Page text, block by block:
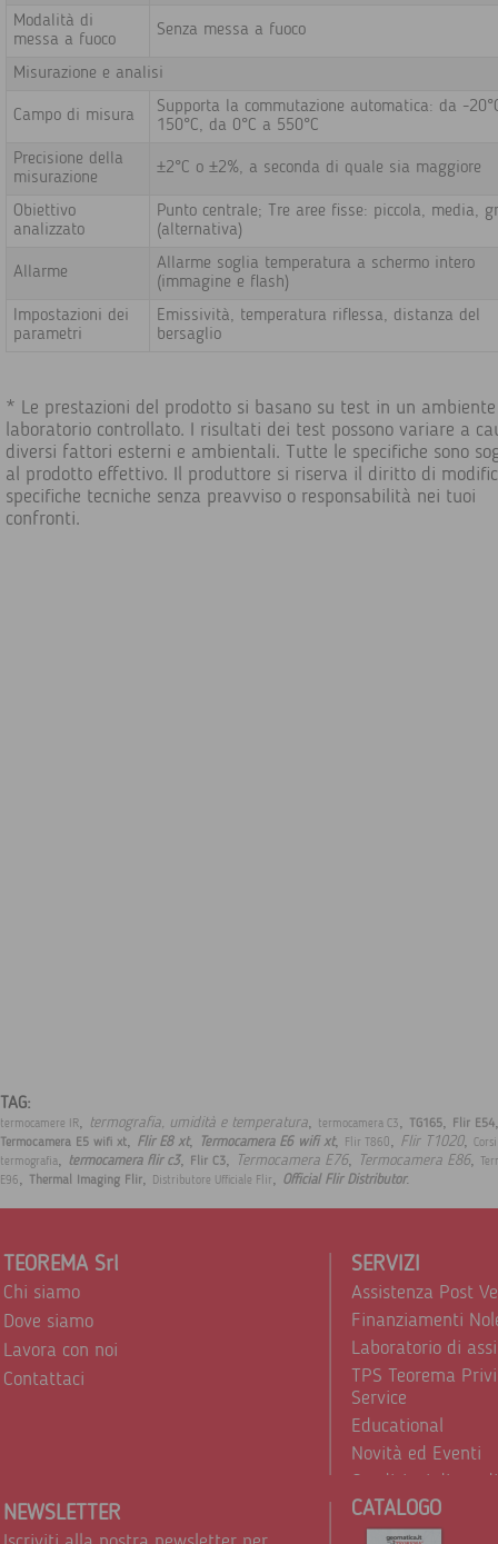
Modalità di
messa a fuoco
Senza messa a fuoco
Misurazione e analisi
Campo di misura
Supporta la commutazione automatica: da -
150°C, da 0°C a 550°C
Precisione della
misurazione
±2°C o ±2%, a seconda di quale sia maggiore
Obiettivo
analizzato
Punto centrale; Tre aree fisse: piccola, media,
(alternativa)
Allarme
Allarme soglia temperatura a schermo intero
(immagine e flash)
Impostazioni dei
parametri
Emissività, temperatura riflessa, distanza del
bersaglio
* Le prestazioni del prodotto si basano su test in un
laboratorio controllato. I risultati dei test possono variare a
diversi fattori esterni e ambientali. Tutte le specifiche sono
al prodotto effettivo. Il produttore si riserva il diritto di
specifiche tecniche senza preavviso o responsabilità nei tuoi
confronti.
TAG:
termocamere IR, termografia, umidità e temperatura, termocamera C3, TG165, Flir E54,
Termocamera E5 wifi xt, Flir E8 xt, Termocamera E6 wifi xt, Flir T860, Flir T1020,
Corsi
termografia, termocamera flir c3, Flir C3, Termocamera E76, Termocamera E86,
E96, Thermal Imaging Flir, Distributore Ufficiale Flir, Official Flir Distributor.
TEOREMA Srl
Chi siamo
Dove siamo
Lavora con noi
Contattaci
SERVIZI
Assistenza Post
Finanziamenti
Laboratorio di
TPS Teorema
Service
Educational
Novità ed Eventi
Condizioni di
Trattamento dei
NEWSLETTER CATALOGO